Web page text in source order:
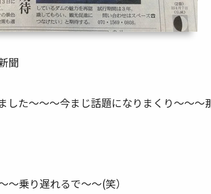
聞
した～～～今まじ話題になりまくり～～～
乗り遅れるで～～(笑）